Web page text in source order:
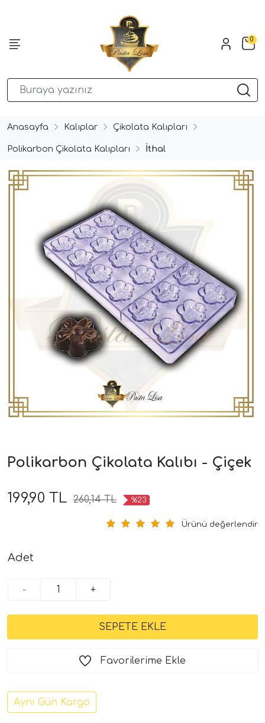
0
Anasayfa Kalıplar Çikolata Kalıpları
Polikarbon Çikolata Kalıpları İthal
Polikarbon Çikolata Kalıbı - Çiçek
199,90 TL 260,14 TL %23
Ürünü değerlendir
Adet
- +
Favorilerime Ekle
Aynı Gün Kargo